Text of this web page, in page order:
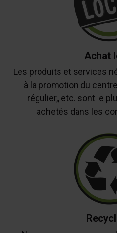
Achat
Les produits et services
à la promotion du
régulier,, etc. sont le
achetés dans les